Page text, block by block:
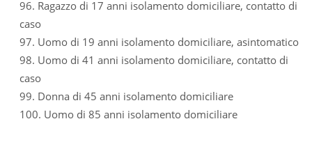
96. Ragazzo di 17 anni isolamento domiciliare, contatto di
caso
97. Uomo di 19 anni isolamento domiciliare, asintomatico
98. Uomo di 41 anni isolamento domiciliare, contatto di
caso
99. Donna di 45 anni isolamento domiciliare
100. Uomo di 85 anni isolamento domiciliare